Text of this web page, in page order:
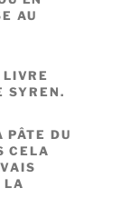
AU
SYREN.
PÂTE DU
CELA
LA